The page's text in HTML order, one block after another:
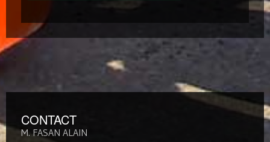
CONTACT
M. FASAN ALAIN